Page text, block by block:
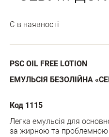
Є в наявності
PSC OIL FREE LOTION
ЕМУЛЬСІЯ
Код 1115
Легка емульсія для
за жирною та проблемною